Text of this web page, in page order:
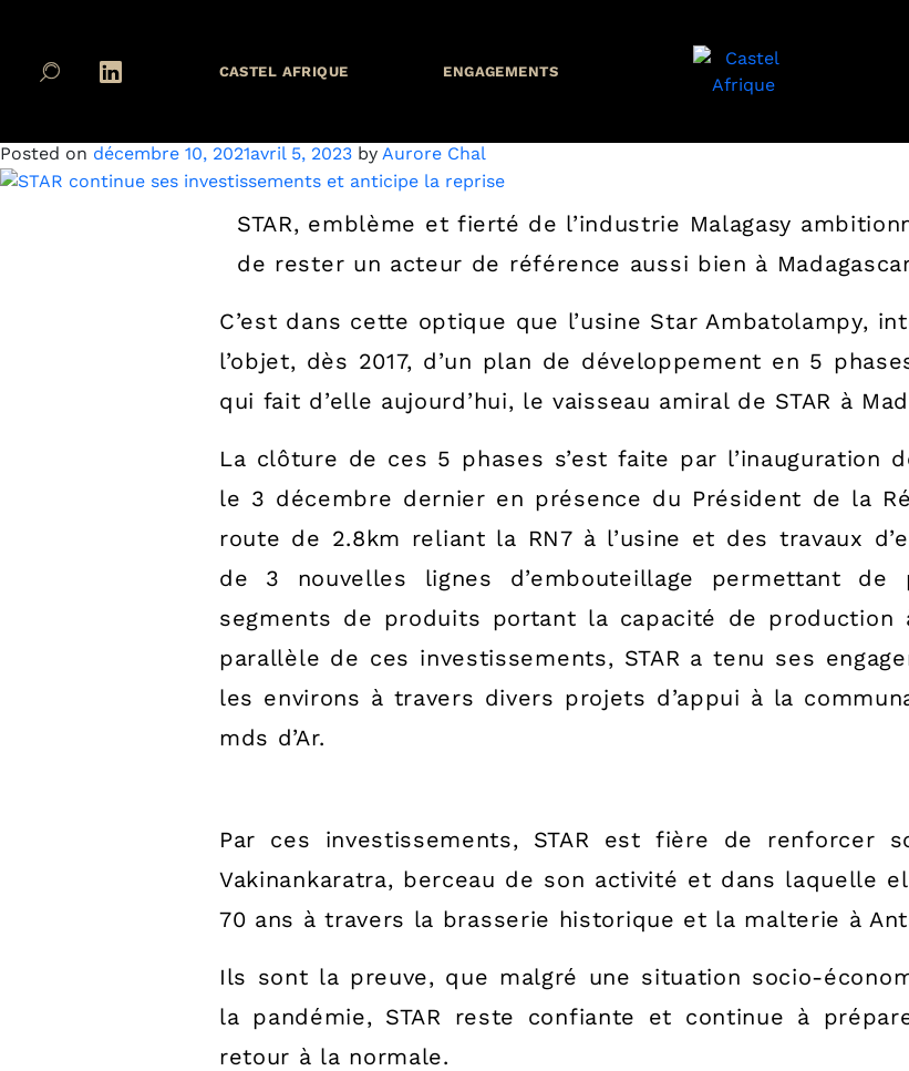
CASTEL AFRIQUE ENGAGEMENTS
Posted on décembre 10, 2021avril 5, 2023 by Aurore Chal
STAR, emblème et fierté de l’industrie Malagasy
de rester un acteur de référence aussi bien à
C’est dans cette optique que l’usine Star Ambatolampy,
l’objet, dès 2017, d’un plan de développement en 5
qui fait d’elle aujourd’hui, le vaisseau amiral de STAR à
La clôture de ces 5 phases s’est faite par l’inauguration
le 3 décembre dernier en présence du Président de la
route de 2.8km reliant la RN7 à l’usine et des travaux
de 3 nouvelles lignes d’embouteillage permettant
segments de produits portant la capacité de production
parallèle de ces investissements, STAR a tenu ses
les environs à travers divers projets d’appui à la
mds d’Ar.
Par ces investissements, STAR est fière de renforcer
Vakinankaratra, berceau de son activité et dans laquelle
70 ans à travers la brasserie historique et la malterie à
Ils sont la preuve, que malgré une situation socio-
la pandémie, STAR reste confiante et continue à
retour à la normale.